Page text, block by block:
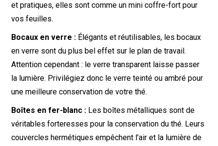
et pratiques, elles sont comme un mini coffre-fort pour
vos feuilles.
Bocaux en verre :Élégants et réutilisables, les bocaux
en verre sont du plus bel effet sur le plan de travail.
Attention cependant : le verre transparent laisse passer
la lumière. Privilégiez donc le verre teinté ou ambré pour
une meilleure conservation de votre thé.
Boîtes en fer-blanc :Les boîtes métalliques sont de
véritables forteresses pour la conservation du thé. Leurs
couvercles hermétiques empêchent l'air et la lumière de